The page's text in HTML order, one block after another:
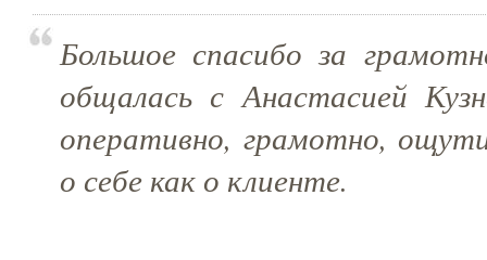
Большое спасибо за
общалась с Анастасией
оперативно, грамотно,
о себе как о клиенте.